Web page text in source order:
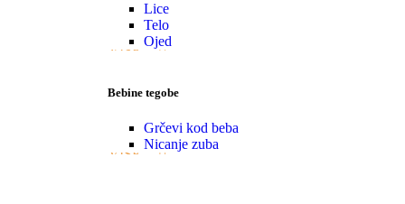
Lice
Telo
Ojed
VIŠE
Bebine tegobe
Grčevi kod beba
Nicanje zuba
VIŠE